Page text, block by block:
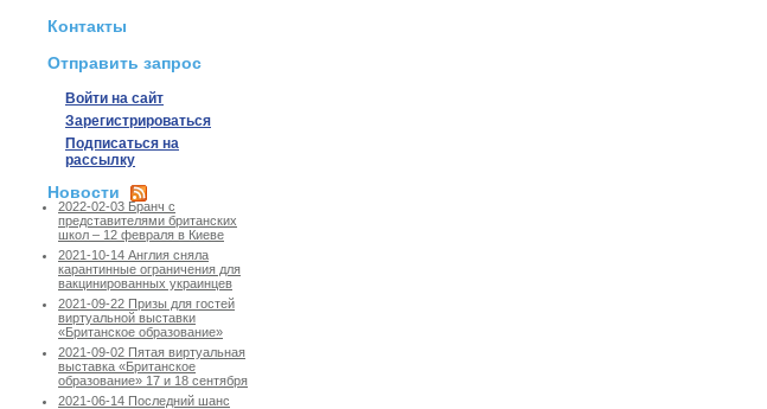
Контакты
Отправить запрос
Войти на сайт
Зарегистрироваться
Подписаться на
рассылку
Новости
2022-02-03 Бранч с
представителями британских
школ – 12 февраля в Киеве
2021-10-14 Англия сняла
карантинные ограничения для
вакцинированных украинцев
2021-09-22 Призы для гостей
виртуальной выставки
«Британское образование»
2021-09-02 Пятая виртуальная
выставка «Британское
образование» 17 и 18 сентября
2021-06-14 Последний шанс